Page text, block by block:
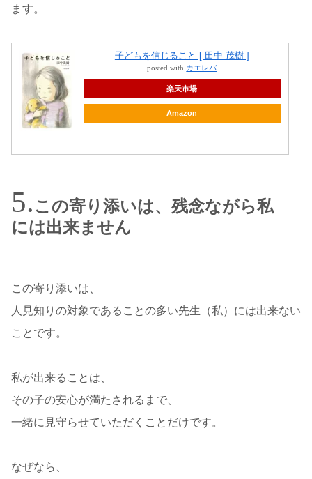
ます。
子どもを信じること [ 田中 茂樹 ]
posted with カエレバ
楽天市場
Amazon
この寄り添いは、残念ながら私
には出来ません
この寄り添いは、
人見知りの対象であることの多い先生（私）には出来ない
ことです。
私が出来ることは、
その子の安心が満たされるまで、
一緒に見守らせていただくことだけです。
なぜなら、